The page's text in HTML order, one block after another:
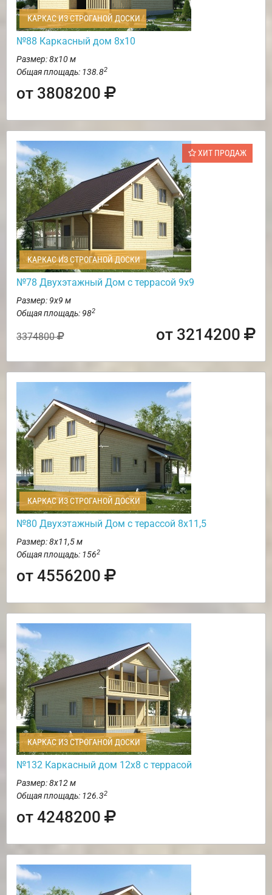
КАРКАС ИЗ СТРОГАНОЙ ДОСКИ
№88 Каркасный дом 8х10
Размер: 8х10 м
Общая площадь: 138.82
от 3808200
ХИТ ПРОДАЖ
КАРКАС ИЗ СТРОГАНОЙ ДОСКИ
№78 Двухэтажный Дом с террасой 9х9
Размер: 9х9 м
Общая площадь: 982
3374800 от 3214200
КАРКАС ИЗ СТРОГАНОЙ ДОСКИ
№80 Двухэтажный Дом с терассой 8х11,5
Размер: 8х11,5 м
Общая площадь: 1562
от 4556200
КАРКАС ИЗ СТРОГАНОЙ ДОСКИ
№132 Каркасный дом 12х8 с террасой
Размер: 8х12 м
Общая площадь: 126.32
от 4248200